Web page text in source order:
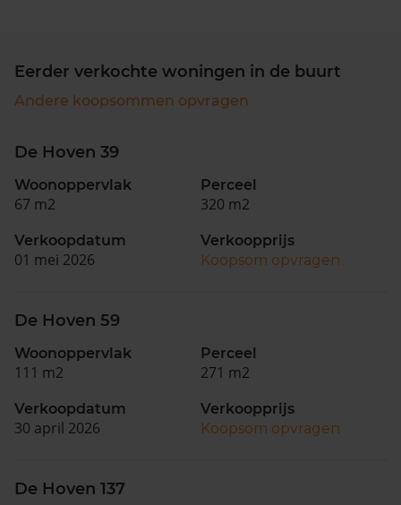
Eerder verkochte woningen in de buurt
Andere koopsommen opvragen
De Hoven 39
Woonoppervlak
67 m2
Perceel
320 m2
Verkoopdatum
01 mei 2026
Verkoopprijs
Koopsom opvragen
De Hoven 59
Woonoppervlak
111 m2
Perceel
271 m2
Verkoopdatum
30 april 2026
Verkoopprijs
Koopsom opvragen
De Hoven 137